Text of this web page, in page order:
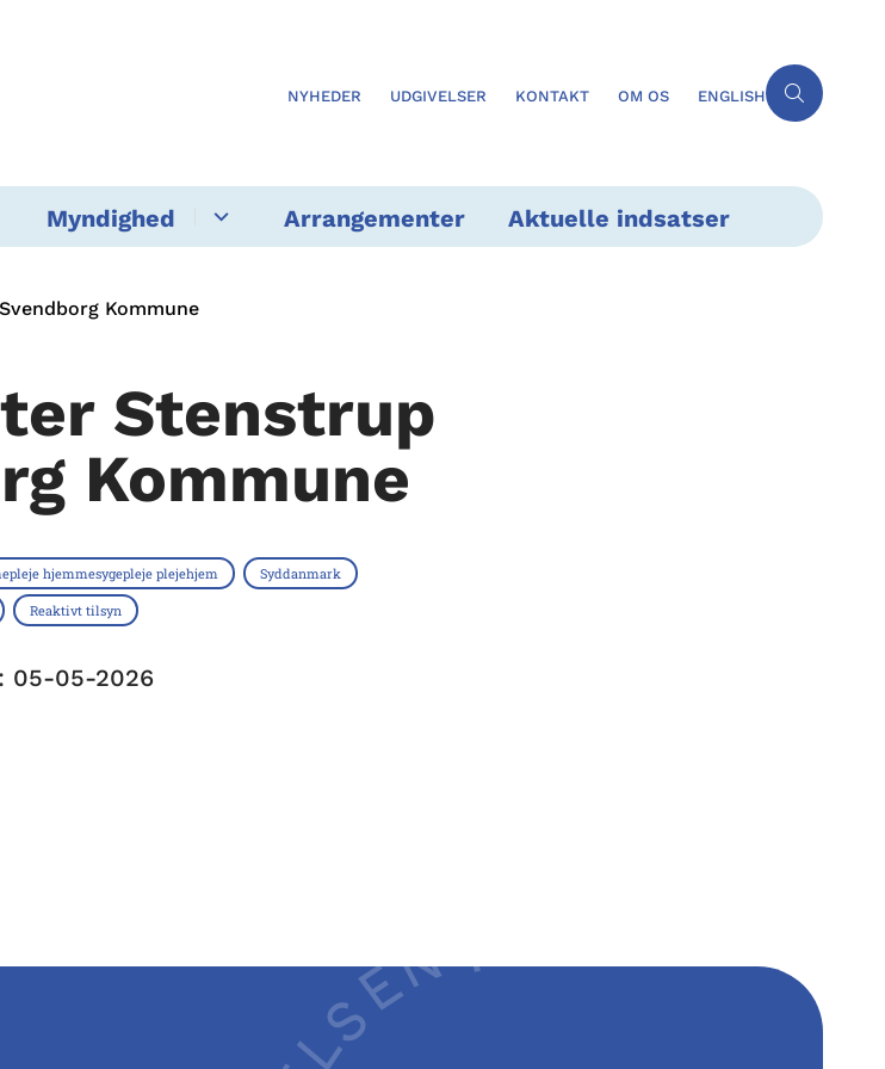
NYHEDER UDGIVELSER KONTAKT OM OS ENGLISH
Myndighed Arrangementer Aktuelle indsatser
Kommune
Stenstrup
Kommune
hjemmesygepleje plejehjem Syddanmark
Reaktivt tilsyn
05-05-2026